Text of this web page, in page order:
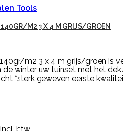
Tools
140GR/M2 3 X 4 M GRIJS/GROEN
m2 3 x 4 m grijs/groen is
de winter uw tuinset met het
*sterk geweven eerste
incl. btw